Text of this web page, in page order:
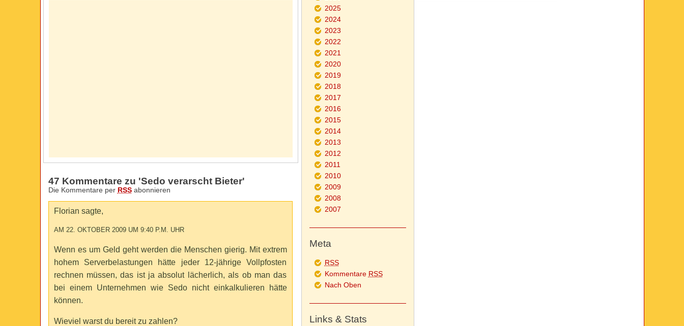
47 Kommentare zu 'Sedo verarscht Bieter'
Die Kommentare per RSSabonnieren
Florian sagte,
AM 22. OKTOBER 2009 UM 9:40 P.M. UHR
Wenn es um Geld geht werden die Menschen gierig. Mit extrem
hohem Serverbelastungen hätte jeder 12-jährige Vollpfosten
rechnen müssen, das ist ja absolut lächerlich, als ob man das
bei einem Unternehmen wie Sedo nicht einkalkulieren hätte
können.
Wieviel warst du bereit zu zahlen?
2025
2024
2023
2022
2021
2020
2019
2018
2017
2016
2015
2014
2013
2012
2011
2010
2009
2008
2007
Meta
RSS
Kommentare RSS
Nach Oben
Links & Stats